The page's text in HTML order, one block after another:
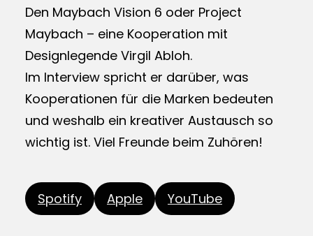
Den Maybach Vision 6 oder Project
Maybach – eine Kooperation mit
Designlegende Virgil Abloh.
Im Interview spricht er darüber, was
Kooperationen für die Marken bedeuten
und weshalb ein kreativer Austausch so
wichtig ist. Viel Freunde beim Zuhören!
Spotify Apple YouTube